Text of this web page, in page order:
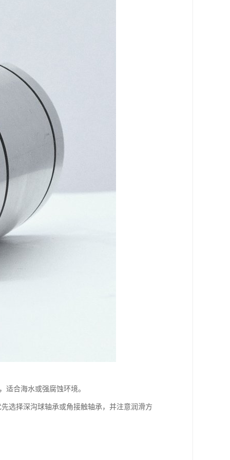
适合海水或强腐蚀环境。
选择深沟球轴承或角接触轴承，并注意润滑方